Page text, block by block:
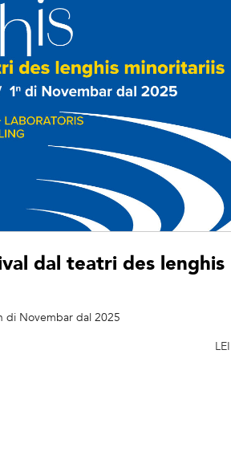
dal teatri des lenghis
di Novembar dal 2025
LEI